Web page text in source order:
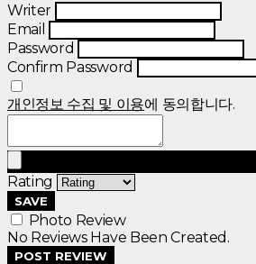
Writer
Email
Password
Confirm Password
개인정보 수집 및 이용에 동의합니다.
Rating
SAVE
Photo Review
No Reviews Have Been Created.
POST REVIEW